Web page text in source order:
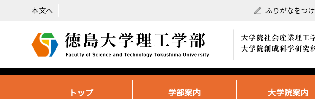
本文へ ふりがなをつ
トップ 学部案内 大学院案内